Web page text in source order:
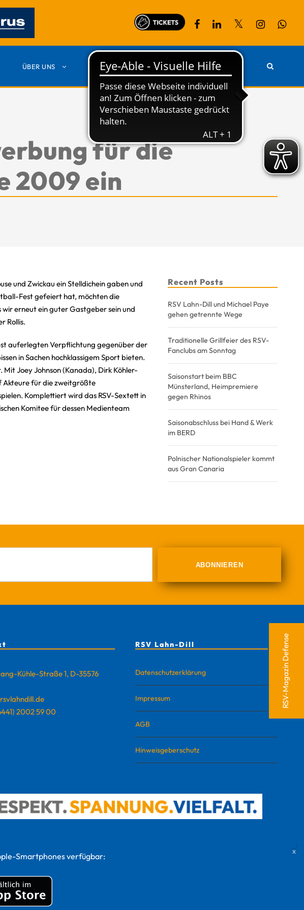
ÜBER UNS PARTNER KONTAKT
für die
2009 ein
und Zwickau ein Stelldichein gaben und
Fest gefeiert hat, möchten die
wir erneut ein guter Gastgeber sein und
Rollis.
auferlegten Verpflichtung gegenüber der
in Sachen hochklassigem Sport bieten.
Joey Johnson (Kanada), Dirk Köhler-
Akteure für die zweitgrößte
Komplettiert wird das RSV-Sextett in
Komitee für dessen Medienteam
Recent Posts
RSV Lahn-Dill und Michael Paye
gehen getrennte Wege
Traditionelle Grillfeier des RSV-
Fanclubs am Sonntag
Saisonstart beim BBC
Münsterland, Heimpremiere
gegen Rhinos
Saisonabschluss bei Hand & Werk
im BERD
Polnischer Nationalspieler kommt
aus Gran Canaria
Kühle-Straße 1, D-35576
2002 59 00
RSV Lahn-Dill
Datenschutzerklärung
Impressum
AGB
Hinweisgeberschutz
GmbH
RSV-Magazin Defense
Smartphones verfügbar: